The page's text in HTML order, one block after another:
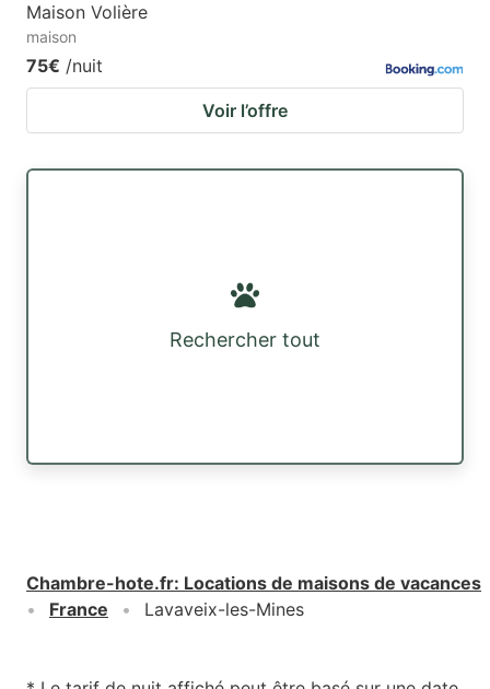
Maison Volière
maison
75€ /nuit
Voir l’offre
Rechercher tout
Chambre-hote.fr: Locations de maisons de vacances
France
Lavaveix-les-Mines